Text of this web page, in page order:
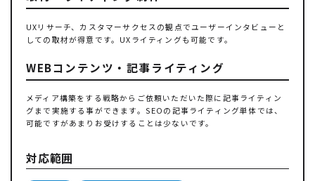
UXリサーチ、カスタマーサクセスの観点でユーザーインタビューと
しての取材が得意です。UXライティングも可能です。
WEBコンテンツ・記事ライティング
メディア構築をする戦略からご依頼いただいた際に記事ライティン
グまで実施する事ができます。SEOの記事ライティング単体では、
可能ですがあまりお受けすることは少ないです。
対応範囲